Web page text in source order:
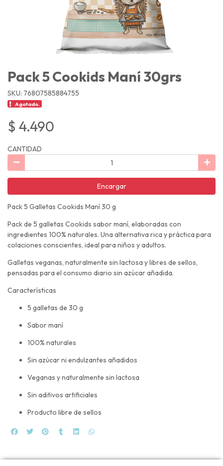
Pack 5 Cookids Maní 30grs
SKU: 76807585884755
Agotado.
$ 4.490
CANTIDAD
Encargar
Pack 5 Galletas Cookids Maní 30 g
Pack de 5 galletas Cookids sabor maní, elaboradas con
ingredientes 100% naturales. Una alternativa rica y práctica para
colaciones conscientes, ideal para niños y adultos.
Galletas veganas, naturalmente sin lactosa y libres de sellos,
pensadas para el consumo diario sin azúcar añadida.
Características
5 galletas de 30 g
Sabor maní
100% naturales
Sin azúcar ni endulzantes añadidos
Veganas y naturalmente sin lactosa
Sin aditivos artificiales
Producto libre de sellos